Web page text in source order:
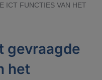
ICT FUNCTIES VAN HET
gevraagde
het